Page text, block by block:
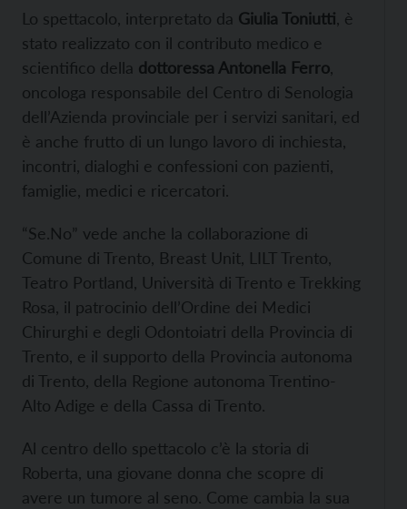
Lo spettacolo, interpretato da Giulia Toniutti , è
stato realizzato con il contributo medico e
scientifico della dottoressa Antonella Ferro
oncologa responsabile del Centro di Senologia
dell’Azienda provinciale per i servizi sanitari, ed
è anche frutto di un lungo lavoro di inchiesta,
incontri, dialoghi e confessioni con pazienti,
famiglie, medici e ricercatori.
“Se.No” vede anche la collaborazione di
Comune di Trento, Breast Unit, LILT Trento,
Teatro Portland, Università di Trento e Trekking
Rosa, il patrocinio dell’Ordine dei Medici
Chirurghi e degli Odontoiatri della Provincia di
Trento, e il supporto della Provincia autonoma
di Trento, della Regione autonoma Trentino-
Alto Adige e della Cassa di Trento.
Al centro dello spettacolo c’è la storia di
Roberta, una giovane donna che scopre di
avere un tumore al seno. Come cambia la sua